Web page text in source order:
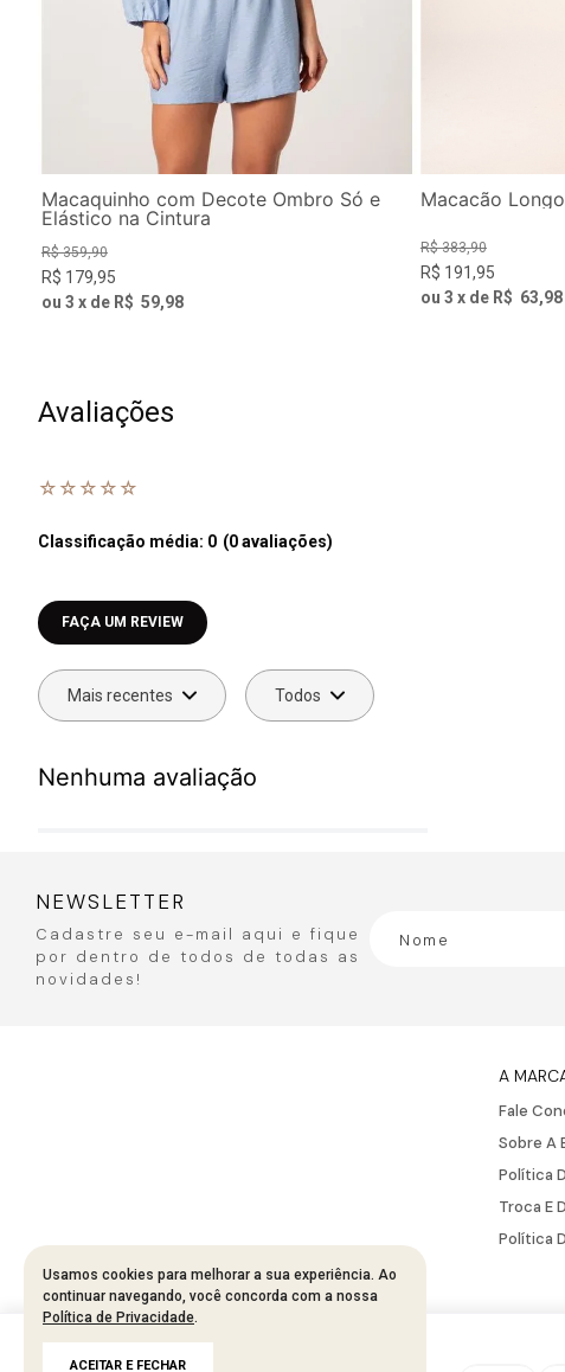
Macaquinho com Decote Ombro Só e
Elástico na Cintura
R$ 359,90
R$ 179,95
ou 3 x de R$ 59,98
Macacão Longo
R$ 383,90
R$ 191,95
ou 3 x de R$ 63,98
Avaliações
☆ ☆ ☆ ☆ ☆
Classificação média: 0 (0 avaliações)
Faça login para escrever uma avaliação.
Mais recentes Todos
Nenhuma avaliação
Usamos cookies para melhorar a sua experiência. Ao
continuar navegando, você concorda com a nossa
Política de Privacidade.
ACEITAR E FECHAR
NEWSLETTER
Cadastre seu e-mail aqui e fique
por dentro de todos de todas as
novidades!
A
Fale
Sobre A
Política
Troca E
Política
Developed by